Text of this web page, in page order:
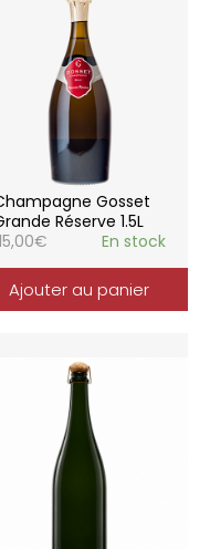
Gosset
Réserve 1.5L
€ En stock
Ajouter au panier